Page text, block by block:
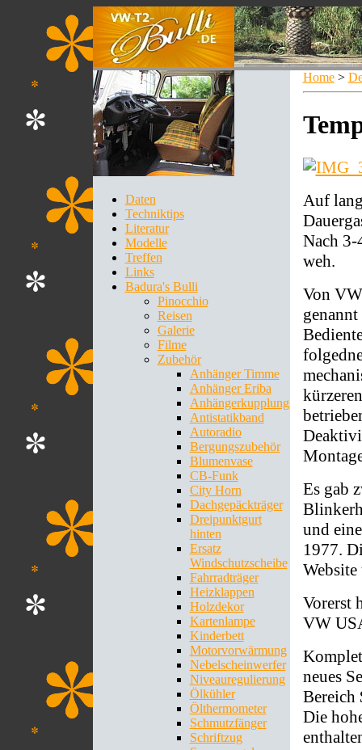
Daten
Techniktips
Literatur
Modelle
Treffen
Links
Badura's Bulli
Pinocchio
Reisen
Galerie
Filme
Zubehör
Anhänger Timme
Anhänger Eriba
Anhängerkupplung
Antistatikband
Autoradio
Bergungszubehör
Blumenvase
CB-Funk
City Horn
Dachgepäckträger
Dreipunktgurt
hinten
Ersatz
Windschutzscheibe
Fahrradträger
Heizklappen
Holzdekor
Kartenlampe
Kinderbett
Motorvorwärmung
Nebelscheinwerfer
Niveauregulierung
Ölkühler
Ölthermometer
Schmutzfänger
Schriftzug
Home >
Auf
Nach 3-
weh.
Von
Es gab
und
1977.
Vorerst
VW
neues
Bereich
Die